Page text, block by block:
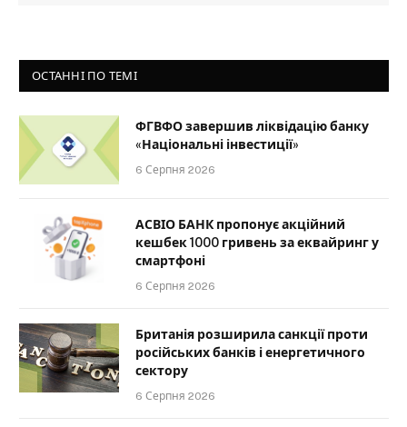
ОСТАННІ ПО ТЕМІ
ФГВФО завершив ліквідацію банку
«Національні інвестиції»
6 Серпня 2026
АСВІО БАНК пропонує акційний
кешбек 1000 гривень за еквайринг у
смартфоні
6 Серпня 2026
Британія розширила санкції проти
російських банків і енергетичного
сектору
6 Серпня 2026